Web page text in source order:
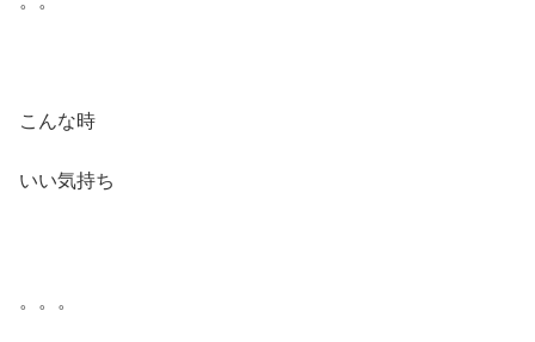
こんな時
いい気持ち
。。。